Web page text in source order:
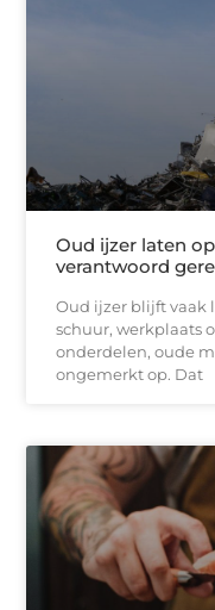
Oud ijzer laten
verantwoord
Oud ijzer blijft vaak
schuur, werkplaats
onderdelen, oude
ongemerkt op. Dat